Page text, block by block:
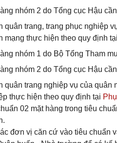
nhóm 2 do Tổng cục Hậu
quân trang, trang phục nghiệp
mạng thực hiện theo quy định tại
nhóm 1 do Bộ Tổng Tham
nhóm 2 do Tổng cục Hậu
quân trang nghiệp vụ của
thực hiện theo quy định tại
02 mặt hàng trong tiêu
đơn vị căn cứ vào tiêu chuẩn